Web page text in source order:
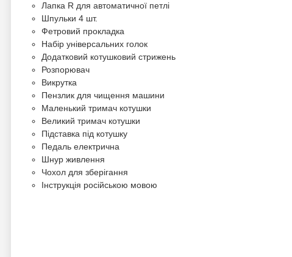
Лапка R для автоматичної петлі
Шпульки 4 шт.
Фетровий прокладка
Набір універсальних голок
Додатковий котушковий стрижень
Розпорювач
Викрутка
Пензлик для чищення машини
Маленький тримач котушки
Великий тримач котушки
Підставка під котушку
Педаль електрична
Шнур живлення
Чохол для зберігання
Інструкція російською мовою